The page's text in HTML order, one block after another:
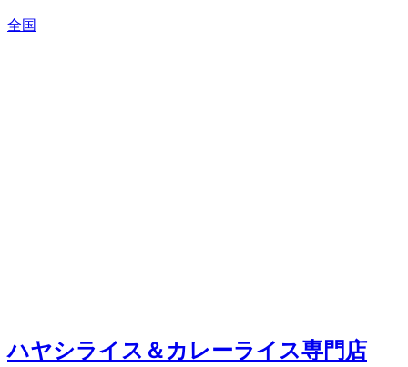
全国
ハヤシライス＆カレーライス専門店